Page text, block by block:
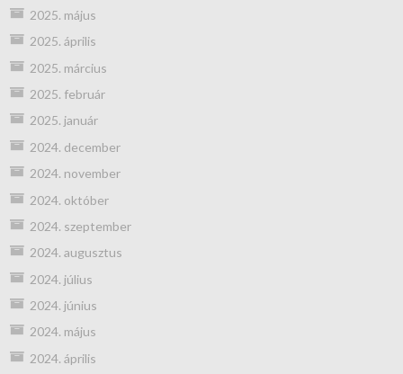
2025. május
2025. április
2025. március
2025. február
2025. január
2024. december
2024. november
2024. október
2024. szeptember
2024. augusztus
2024. július
2024. június
2024. május
2024. április